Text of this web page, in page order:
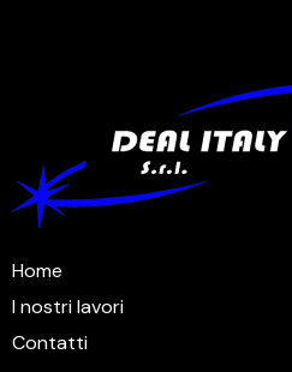
Home
I nostri lavori
Contatti